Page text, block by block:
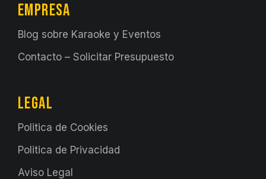
EMPRESA
Blog sobre Karaoke y Eventos
Contacto – Solicitar Presupuesto
LEGAL
Politica de Cookies
Politica de Privacidad
Aviso Legal